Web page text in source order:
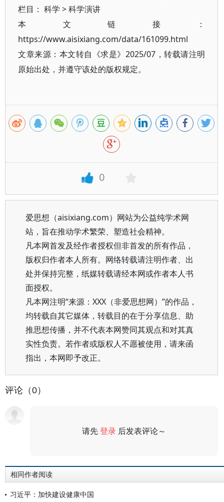
栏目： 科学 >科学演讲
本文链接：
https://www.aisixiang.com/data/161099.html
文章来源：本文转自《求是》2025/07，转载请注明
原始出处，并遵守该处的版权规定。
0
爱思想（aisixiang.com）网站为公益纯学术网
站，旨在推动学术繁荣、塑造社会精神。
凡本网首发及经作者授权但非首发的所有作品，
版权归作者本人所有。网络转载请注明作者、出
处并保持完整，纸媒转载请经本网或作者本人书
面授权。
凡本网注明“来源：XXX（非爱思想网）”的作品，
均转载自其它媒体，转载目的在于分享信息、助
推思想传播，并不代表本网赞同其观点和对其真
实性负责。若作者或版权人不愿被使用，请来函
指出，本网即予改正。
评论（0）
请先登录 后发表评论～
相同作者阅读
习近平：加快建设健康中国